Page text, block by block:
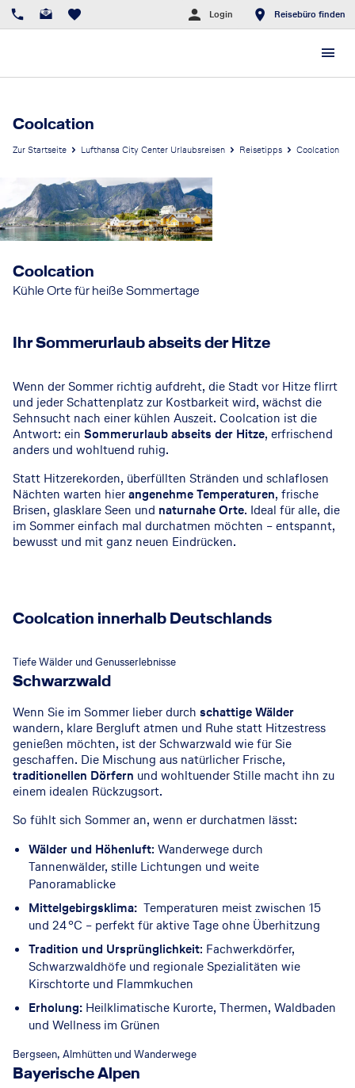
Login Reisebüro finden
Coolcation
Zur Startseite Lufthansa City Center Urlaubsreisen Reisetipps Coolcation
Coolcation
Kühle Orte für heiße Sommertage
Ihr Sommerurlaub abseits der Hitze
Wenn der Sommer richtig aufdreht, die Stadt vor Hitze flirrt
und jeder Schattenplatz zur Kostbarkeit wird, wächst die
Sehnsucht nach einer kühlen Auszeit. Coolcation ist die
Antwort: ein Sommerurlaub abseits der Hitze, erfrischend
anders und wohltuend ruhig.
Statt Hitzerekorden, überfüllten Stränden und schlaflosen
Nächten warten hierangenehme Temperaturen, frische
Brisen, glasklare Seen und naturnahe Orte. Ideal für alle, die
im Sommer einfach mal durchatmen möchten – entspannt,
bewusst und mit ganz neuen Eindrücken.
Coolcation innerhalb Deutschlands
Tiefe Wälder und Genusserlebnisse
Schwarzwald
Wenn Sie im Sommer lieber durch schattige Wälder
wandern, klare Bergluft atmen und Ruhe statt Hitzestress
genießen möchten, ist der Schwarzwald wie für Sie
geschaffen. Die Mischung aus natürlicher Frische,
traditionellen Dörfern und wohltuender Stille macht ihn zu
einem idealen Rückzugsort.
So fühlt sich Sommer an, wenn er durchatmen lässt:
Wälder und Höhenluft: Wanderwege durch
Tannenwälder, stille Lichtungen und weite
Panoramablicke
Mittelgebirgsklima: Temperaturen meist zwischen 15
und 24 °C – perfekt für aktive Tage ohne Überhitzung
Tradition und Ursprünglichkeit: Fachwerkdörfer,
Schwarzwaldhöfe und regionale Spezialitäten wie
Kirschtorte und Flammkuchen
Erholung: Heilklimatische Kurorte, Thermen, Waldbaden
und Wellness im Grünen
Bergseen, Almhütten und Wanderwege
Bayerische Alpen